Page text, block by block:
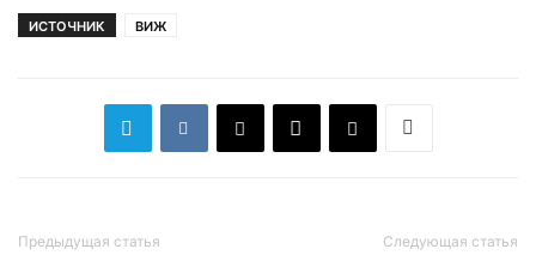
ИСТОЧНИК ВИЖ
Предыдущая статья Следующая статья